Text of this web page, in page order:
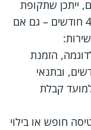
ייתכן שתקופת
הביטול של העסקה תהיה קצרה מ-4 חודשים – גם אם
הזמנת
לבטל בתוך 4 חודשים, ובתנאי
עד למועד קבלת
חופש או בילוי